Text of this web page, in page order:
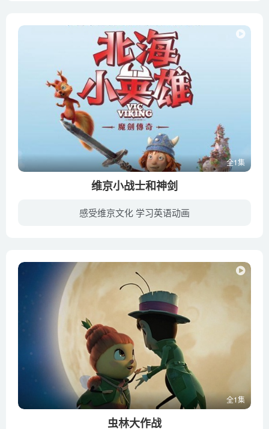
全1集
维京小战士和神剑
感受维京文化 学习英语动画
全1集
虫林大作战